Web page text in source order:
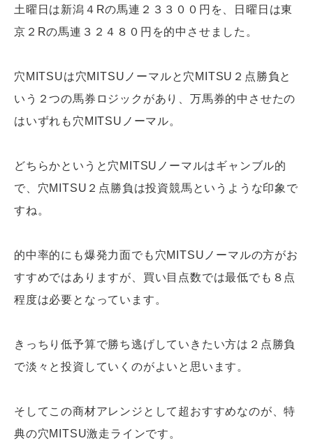
土曜日は新潟４Rの馬連２３３００円を、日曜日は東
京２Rの馬連３２４８０円を的中させました。
穴MITSUは穴MITSUノーマルと穴MITSU２点勝負と
いう２つの馬券ロジックがあり、万馬券的中させたの
はいずれも穴MITSUノーマル。
どちらかというと穴MITSUノーマルはギャンブル的
で、穴MITSU２点勝負は投資競馬というような印象で
すね。
的中率的にも爆発力面でも穴MITSUノーマルの方がお
すすめではありますが、買い目点数では最低でも８点
程度は必要となっています。
きっちり低予算で勝ち逃げしていきたい方は２点勝負
で淡々と投資していくのがよいと思います。
そしてこの商材アレンジとして超おすすめなのが、特
典の穴MITSU激走ラインです。